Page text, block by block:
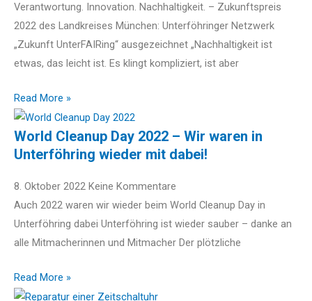
Verantwortung. Innovation. Nachhaltigkeit. – Zukunftspreis
2022 des Landkreises München: Unterföhringer Netzwerk
„Zukunft UnterFAIRing“ ausgezeichnet „Nachhaltigkeit ist
etwas, das leicht ist. Es klingt kompliziert, ist aber
Read More »
World Cleanup Day 2022 – Wir waren in
Unterföhring wieder mit dabei!
8. Oktober 2022 Keine Kommentare
Auch 2022 waren wir wieder beim World Cleanup Day in
Unterföhring dabei Unterföhring ist wieder sauber – danke an
alle Mitmacherinnen und Mitmacher Der plötzliche
Read More »